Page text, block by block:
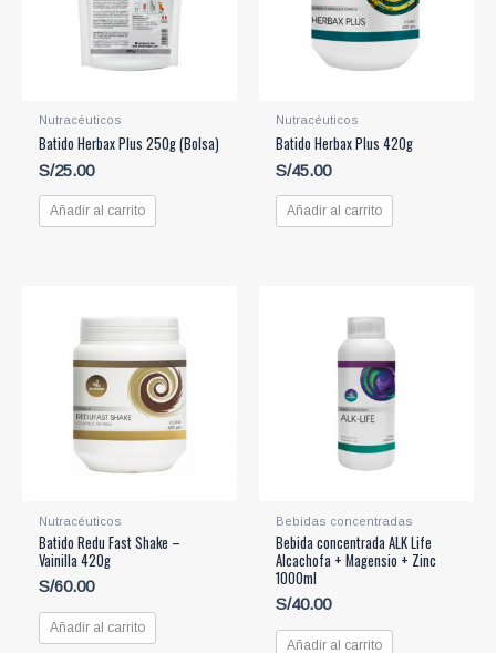
Nutracéuticos
Batido Herbax Plus 250g (Bolsa)
S/25.00
Añadir al carrito
Nutracéuticos
Batido Herbax Plus 420g
S/45.00
Añadir al carrito
Nutracéuticos
Batido Redu Fast Shake –
Vainilla 420g
S/60.00
Añadir al carrito
Bebidas concentradas
Bebida concentrada ALK Life
Alcachofa + Magensio + Zinc
1000ml
S/40.00
Añadir al carrito